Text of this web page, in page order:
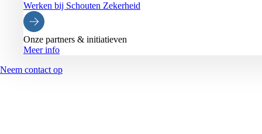
Werken bij Schouten Zekerheid
Onze partners & initiatieven
Meer info
Neem contact op